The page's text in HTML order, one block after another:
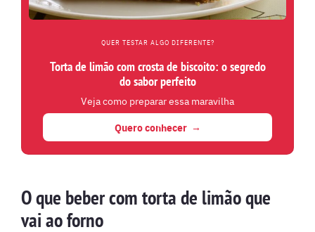
QUER TESTAR ALGO DIFERENTE?
Torta de limão com crosta de biscoito: o segredo
do sabor perfeito
Veja como preparar essa maravilha
Quero conhecer
O que beber com torta de limão que
vai ao forno